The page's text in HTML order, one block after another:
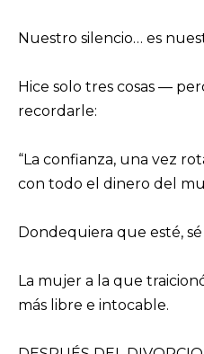
Nuestro silencio… es
Hice solo tres cosas —
recordarle:
“La confianza, una vez
con todo el dinero del
Dondequiera que esté,
La mujer a la que
más libre e intocable.